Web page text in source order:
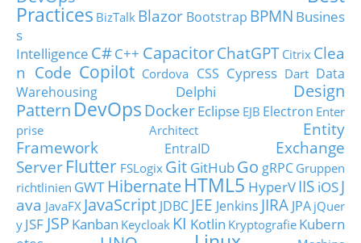
Practices BizTalk Blazor Bootstrap BPMN Busines
s
Intelligence C#C++ CapacitorChatGPT Citrix Clea
n Code Copilot Cordova CSS Cypress Dart Data
Warehousing
Delphi
Design
Pattern DevOps DockerEclipse EJB Electron Enter
prise Architect
Entity
Framework
EntraID
Exchange
Server Flutter FSLogix Git GitHubGo gRPC Gruppen
richtlinien GWT HibernateHTML5 HyperVIIS iOSJ
ava JavaFX JavaScript JDBC JEE Jenkins JIRA JPA jQuer
y JSF JSP Kanban Keycloak KI Kotlin Kryptografie Kubern